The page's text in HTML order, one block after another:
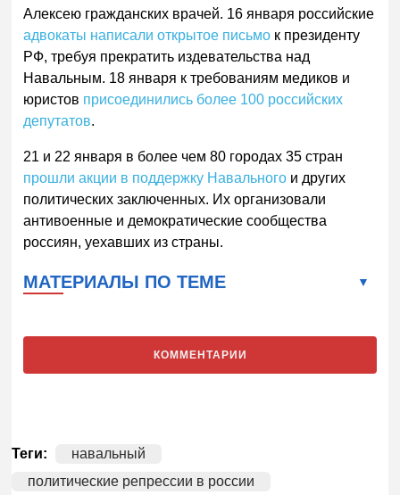
Алексею гражданских врачей. 16 января российские
адвокаты написали открытое письмо к президенту
РФ, требуя прекратить издевательства над
Навальным. 18 января к требованиям медиков и
юристов присоединились более 100 российских
депутатов.
21 и 22 января в более чем 80 городах 35 стран
прошли акции в поддержку Навального и других
политических заключенных. Их организовали
антивоенные и демократические сообщества
россиян, уехавших из страны.
МАТЕРИАЛЫ ПО ТЕМЕ
КОММЕНТАРИИ
Теги:
навальный
политические репрессии в россии